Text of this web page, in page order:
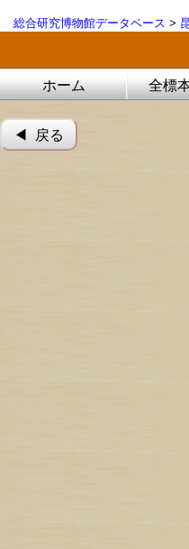
総合研究博物館データベース >
ホーム 全標
◀︎ 戻る